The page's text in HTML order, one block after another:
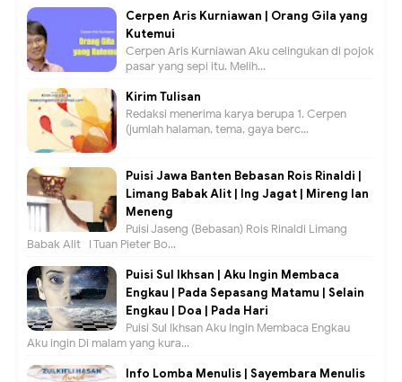
Cerpen Aris Kurniawan | Orang Gila yang
Kutemui
Cerpen Aris Kurniawan Aku celingukan di pojok
pasar yang sepi itu. Melih...
Kirim Tulisan
Redaksi menerima karya berupa 1. Cerpen
(jumlah halaman, tema, gaya berc...
Puisi Jawa Banten Bebasan Rois Rinaldi |
Limang Babak Alit | Ing Jagat | Mireng lan
Meneng
Puisi Jaseng (Bebasan) Rois Rinaldi Limang
Babak Alit I Tuan Pieter Bo...
Puisi Sul Ikhsan | Aku Ingin Membaca
Engkau | Pada Sepasang Matamu | Selain
Engkau | Doa | Pada Hari
Puisi Sul Ikhsan Aku Ingin Membaca Engkau
Aku ingin Di malam yang kura...
Info Lomba Menulis | Sayembara Menulis